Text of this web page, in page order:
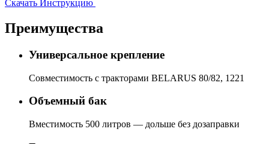
Скачать Инструкцию
Преимущества
Универсальное крепление
Совместимость с тракторами BELARUS 80/82, 1221
Объемный бак
Вместимость 500 литров — дольше без дозаправки